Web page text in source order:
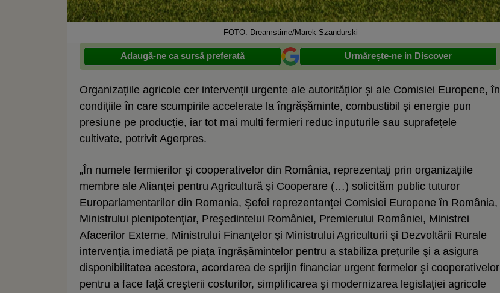
FOTO: Dreamstime/Marek Szandurski
Adaugă-ne ca sursă preferată Urmărește-ne in Discover
Organizațiile agricole cer intervenții urgente ale autorităților și ale Comisiei Europene, în
condițiile în care scumpirile accelerate la îngrășăminte, combustibil și energie pun
presiune pe producție, iar tot mai mulți fermieri reduc inputurile sau suprafețele
cultivate, potrivit Agerpres.
„În numele fermierilor şi cooperativelor din România, reprezentaţi prin organizaţiile
membre ale Alianţei pentru Agricultură şi Cooperare (…) solicităm public tuturor
Europarlamentarilor din Romania, Şefei reprezentanţei Comisiei Europene în România,
Ministrului plenipotenţiar, Preşedintelui României, Premierului României, Ministrei
Afacerilor Externe, Ministrului Finanţelor şi Ministrului Agriculturii şi Dezvoltării Rurale
intervenţia imediată pe piaţa îngrăşămintelor pentru a stabiliza preţurile şi a asigura
disponibilitatea acestora, acordarea de sprijin financiar urgent fermelor şi cooperativelor
pentru a face faţă creşterii costurilor, simplificarea şi modernizarea legislaţiei agricole